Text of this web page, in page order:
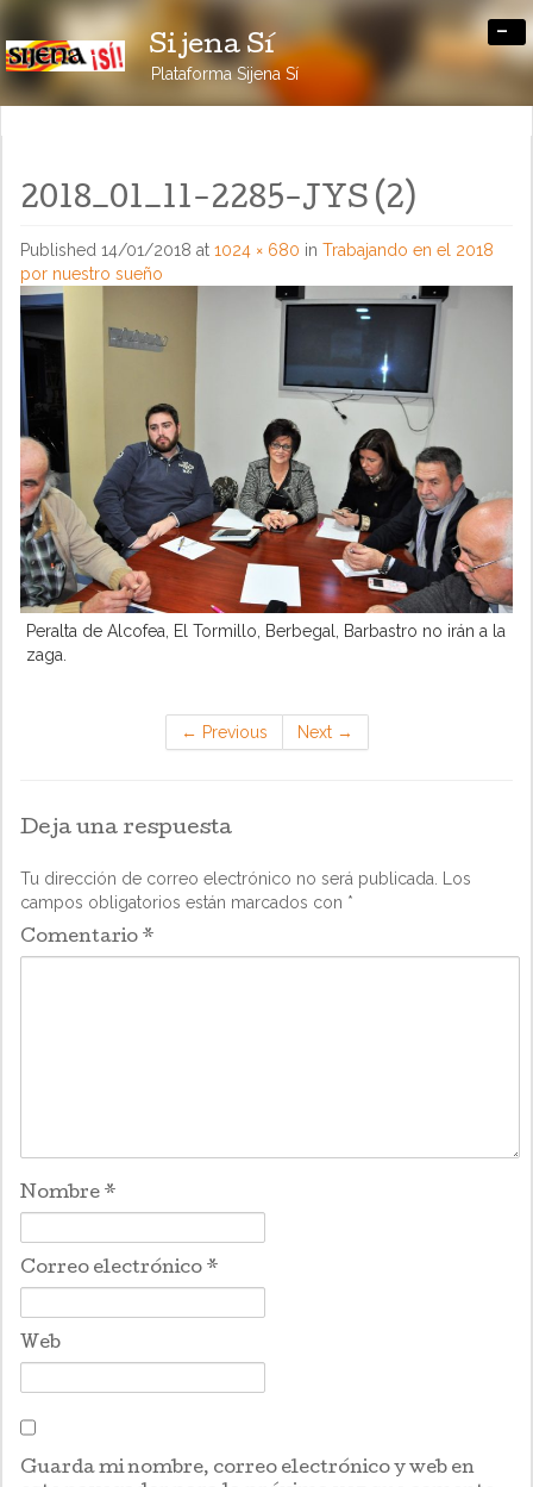
Sijena Sí
Plataforma Sijena Sí
-
2018_01_11-2285-JYS (2)
Published 14/01/2018 at 1024 × 680 in Trabajando en el 2018
por nuestro sueño
Peralta de Alcofea, El Tormillo, Berbegal, Barbastro no irán a la
zaga.
← Previous Next →
Deja una respuesta
Tu dirección de correo electrónico no será publicada.
Los
campos obligatorios están marcados con *
Comentario *
Nombre *
Correo electrónico *
Web
Guarda mi nombre, correo electrónico y web en